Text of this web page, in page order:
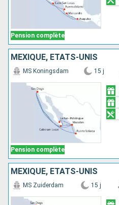
Pension complète
MEXIQUE, ÉTATS-UNIS
Pension complète
MS Koningsdam 15 j
MEXIQUE, ÉTATS-UNIS
MS Zuiderdam 15 j